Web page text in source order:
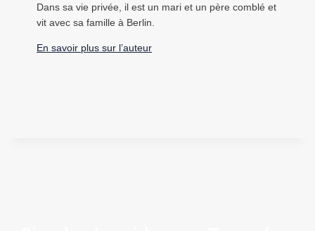
Dans sa vie privée, il est un mari et un père comblé et
vit avec sa famille à Berlin.
En savoir plus sur l’auteur